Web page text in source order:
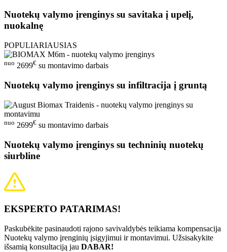
Nuotekų valymo įrenginys su savitaka į upelį,
nuokalnę
POPULIARIAUSIAS
nuo 2699€ su montavimo darbais
Nuotekų valymo įrenginys su infiltracija į gruntą
nuo 2699€ su montavimo darbais
Nuotekų valymo įrenginys su techninių nuotekų
siurbline
EKSPERTO PATARIMAS!
Paskubėkite pasinaudoti rajono savivaldybės teikiama kompensacija
Nuotekų valymo įrenginių įsigyjimui ir montavimui. Užsisakykite
išsamią konsultaciją jau DABAR!